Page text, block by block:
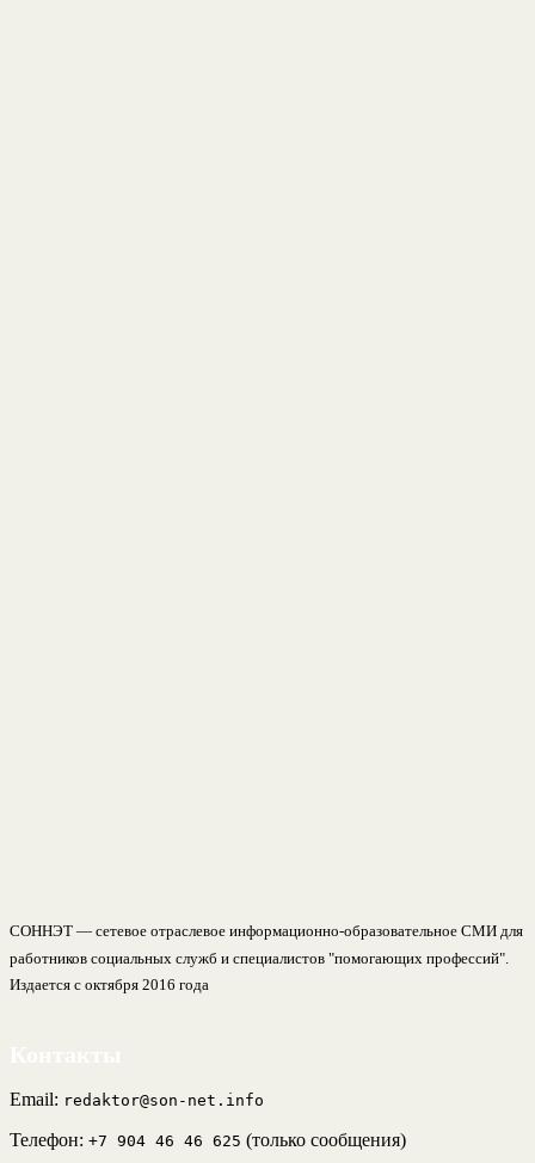
СОННЭТ — сетевое отраслевое информационно-образовательное СМИ для
работников социальных служб и специалистов "помогающих профессий".
Издается с октября 2016 года
Email: redaktor@son-net.info
Телефон: +7 904 46 46 625 (только сообщения)